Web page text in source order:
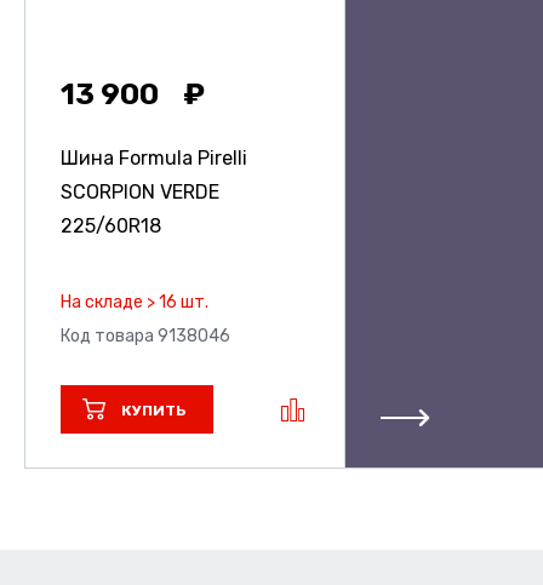
13 900
Шина Formula Pirelli
SCORPION VERDE
225/60R18
На складе > 16 шт.
Код товара 9138046
КУПИТЬ